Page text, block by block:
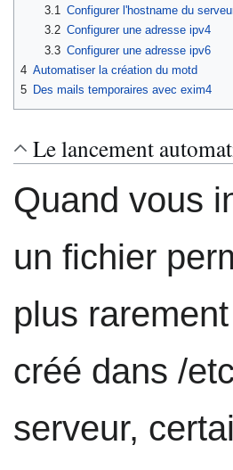
3.1 Configurer l'hostname du
3.2 Configurer une adresse ipv4
3.3 Configurer une adresse ipv6
4 Automatiser la création du motd
5 Des mails temporaires avec exim4
Le lancement
Quand vous
un fichier
plus
créé dans /
serveur,